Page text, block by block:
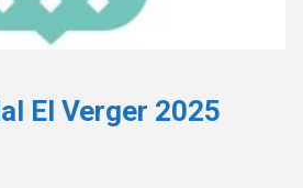
El Verger 2025